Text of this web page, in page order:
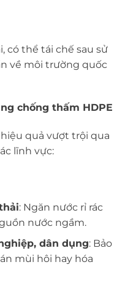
có thể tái chế sau sử
về môi trường quốc
chống thấm HDPE
quả vượt trội qua
lĩnh vực:
: Ngăn nước rỉ rác
nước ngầm.
dân dụng: Bảo
mùi hôi hay hóa